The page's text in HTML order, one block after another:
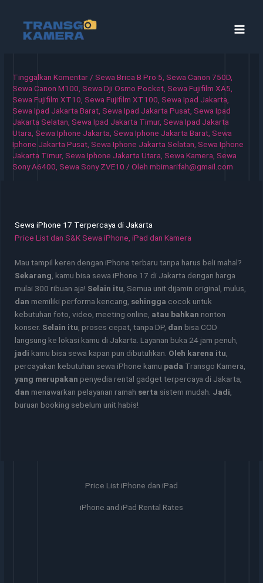
konten
Tinggalkan Komentar / Sewa Brica B Pro 5 Sewa Canon 750D
Sewa Canon M100 Sewa Dji Osmo Pocket Sewa Fujifilm XA5
Sewa Fujifilm XT10 Sewa Fujifilm XT100 Sewa Ipad Jakarta
Sewa Ipad Jakarta Barat Sewa Ipad Jakarta Pusat Sewa Ipad
Jakarta Selatan Sewa Ipad Jakarta Timur, Sewa Ipad Jakarta
Utara Sewa Iphone Jakarta Sewa Iphone Jakarta Barat Sewa
Iphone Jakarta Pusat Sewa Iphone Jakarta Selatan Sewa Iphone
Jakarta Timur, Sewa Iphone Jakarta Utara Sewa Kamera Sewa
Sony A6400 Sewa Sony ZVE10 / Olehmbimarifah@gmail.com
Sewa iPhone 17 Terpercaya di Jakarta
Price List dan S&K Sewa iPhone, iPad dan Kamera
Mau tampil keren dengan iPhone terbaru tanpa harus beli mahal?
Sekarang , kamu bisa sewa iPhone 17 di Jakarta dengan harga
mulai 300 ribuan aja! Selain itu , Semua unit dijamin original, mulus,
dan memiliki performa kencang, sehingga cocok untuk
kebutuhan foto, video, meeting online, atau bahkan nonton
konser. Selain itu , proses cepat, tanpa DP, dan bisa COD
langsung ke lokasi kamu di Jakarta. Layanan buka 24 jam penuh,
jadi kamu bisa sewa kapan pun dibutuhkan. Oleh karena itu
percayakan kebutuhan sewa iPhone kamu pada Transgo Kamera,
yang merupakan penyedia rental gadget terpercaya di Jakarta,
dan menawarkan pelayanan ramah serta sistem mudah. Jadi
buruan booking sebelum unit habis!
Price List iPhone dan iPad
iPhone and iPad Rental Rates